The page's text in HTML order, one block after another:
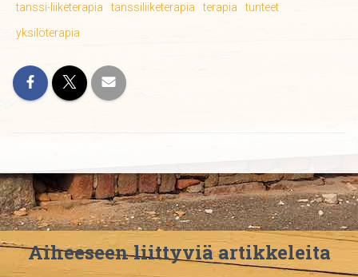
tanssi-liiketerapia
tanssiliiketerapia terapia
tunteet
yksilöterapia
Aiheeseen liittyviä artikkeleita